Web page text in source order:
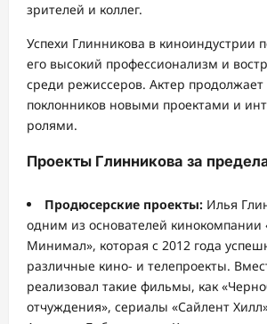
зрителей и коллег.
Успехи Глинникова в киноиндустрии
его высокий профессионализм и
среди режиссеров. Актер продолжает
поклонников новыми проектами и
ролями.
Проекты Глинникова за
Продюсерские проекты: Илья
одним из основателей кинокомпании
Минимал», которая с 2012 года
различные кино- и телепроекты.
реализовал такие фильмы, как
отчуждения», сериалы «Сайлент